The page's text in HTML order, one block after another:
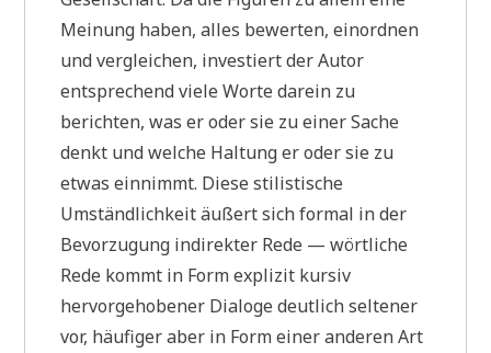
Meinung haben, alles bewerten, einordnen
und vergleichen, investiert der Autor
entsprechend viele Worte darein zu
berichten, was er oder sie zu einer Sache
denkt und welche Haltung er oder sie zu
etwas einnimmt. Diese stilistische
Umständlichkeit äußert sich formal in der
Bevorzugung indirekter Rede — wörtliche
Rede kommt in Form explizit kursiv
hervorgehobener Dialoge deutlich seltener
vor, häufiger aber in Form einer anderen Art